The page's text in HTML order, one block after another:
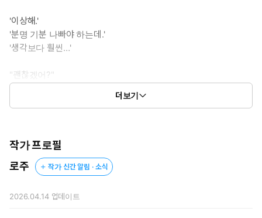
'이상해.'
'분명 기분 나빠야 하는데.'
'생각보다 훨씬…'
"괜찮겠어?"
"남친 말고 나랑 이러고 있는 거."
"어쩔 수 없다기엔.. 너무 좋아하는데."
더보기
작가 프로필
로주
작가 신간 알림 · 소식
2026.04.14업데이트